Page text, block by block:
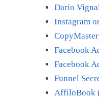
Dario
Instagram
Facebook
Facebook
Funnel
AffiloBook